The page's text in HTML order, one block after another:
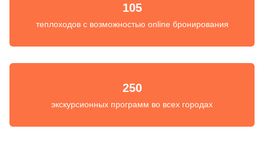
105
теплоходов с возможностью online бронирования
250
экскурсионных программ во всех городах